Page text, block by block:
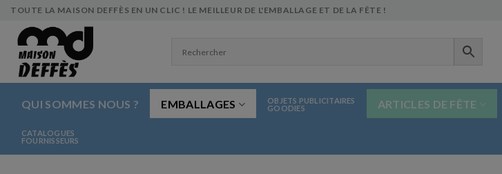
Skip
content
TOUTE LA MAISON DEFFÈS EN UN CLIC ! LE MEILLEUR DE L'EMBALLAGE ET DE LA FÊTE !
QUI SOMMES NOUS ? EMBALLAGES
OBJETS PUBLICITAIRES
GOODIES
ARTICLES DE FÊTE
CATALOGUES
FOURNISSEURS